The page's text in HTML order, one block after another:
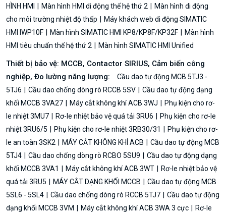
HÌNH HMI
Màn hình HMI di động thế hệ thứ 2
Màn hình di động
cho môi trường nhiệt độ thấp
Máy khách web di động SIMATIC
HMI IWP10F
Màn hình SIMATIC HMI KP8/KP8F/KP32F
Màn hình
HMI tiêu chuẩn thế hệ thứ 2
Màn hình SIMATIC HMI Unified
Thiết bị bảo vệ: MCCB, Contactor SIRIUS, Cảm biến công
nghiệp, Đo lường năng lượng:
Cầu dao tự động MCB 5TJ3 -
5TJ6
Cầu dao chống dòng rò RCCB 5SV
Cầu dao tự động dạng
khối MCCB 3VA27
Máy cắt không khí ACB 3WJ
Phụ kiện cho rơ-
le nhiệt 3MU7
Rơ-le nhiệt bảo vệ quá tải 3RU6
Phụ kiện cho rơ-le
nhiệt 3RU6/5
Phụ kiện cho rơ-le nhiệt 3RB30/31
Phụ kiện cho rơ-
le an toàn 3SK2
MÁY CẮT KHÔNG KHÍ ACB
Cầu dao tự động MCB
5TJ4
Cầu dao chống dòng rò RCBO 5SU9
Cầu dao tự động dạng
khối MCCB 3VA1
Máy cắt không khí ACB 3WT
Rơ-le nhiệt bảo vệ
quá tải 3RU5
MÁY CẮT DẠNG KHỐI MCCB
Cầu dao tự động MCB
5SL6 - 5SL4
Cầu dao chống dòng rò RCCB 5TJ7
Cầu dao tự động
dạng khối MCCB 3VM
Máy cắt không khí ACB 3WA 3 cực
Rơ-le